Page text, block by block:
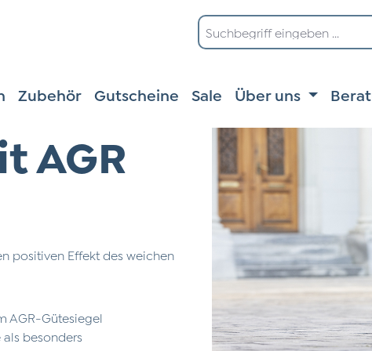
Zubehör Gutscheine Sale Über uns
AGR
positiven Effekt des weichen
AGR-Gütesiegel
besonders